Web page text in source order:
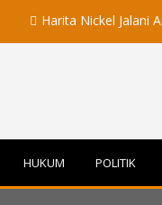
Nickel Jalani Audit
HUKUM POLITIK